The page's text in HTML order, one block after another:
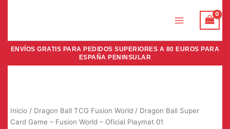
ENVÍOS GRATIS PARA PEDIDOS SUPERIORES A 80 EUROS PARA
ESPAÑA PENINSULAR
Inicio / Dragon Ball TCG Fusion World / Dragon Ball Super
Card Game – Fusion World – Oficial Playmat 01